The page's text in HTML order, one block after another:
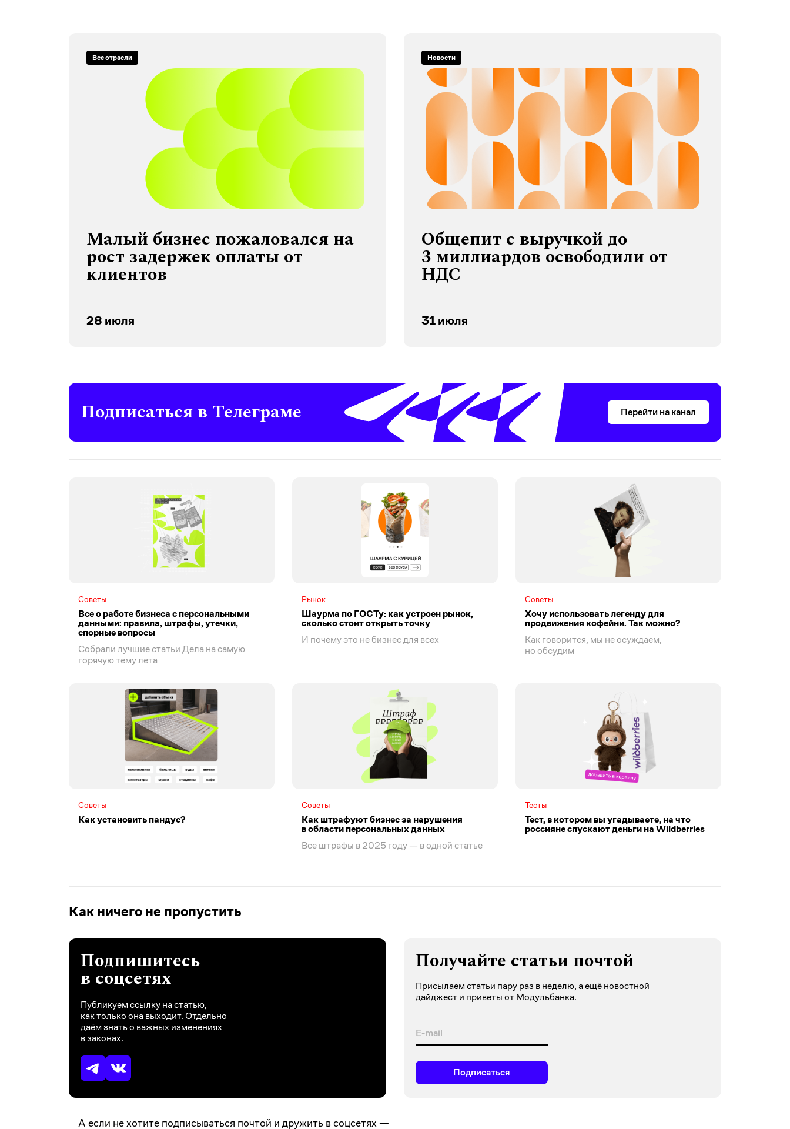
Все отрасли
Малый бизнес пожаловался на
рост задержек оплаты от
клиентов
28 июля
Новости
Общепит с выручкой до
3 миллиардов освободили от
НДС
31 июля
Подписаться в Телеграме Перейти на канал
Советы
Все о работе бизнеса с персональными
данными: правила, штрафы, утечки,
спорные вопросы
Собрали лучшие статьи Дела на самую
горячую тему лета
Рынок
Шаурма по ГОСТу: как устроен рынок,
сколько стоит открыть точку
И почему это не бизнес для всех
Советы
Хочу использовать легенду для
продвижения кофейни. Так можно?
Как говорится, мы не осуждаем,
но обсудим
Советы
Как установить пандус?
Советы
Как штрафуют бизнес за нарушения
в области персональных данных
Все штрафы в 2025 году — в одной статье
Тесты
Тест, в котором вы угадываете, на что
россияне спускают деньги на Wildberries
Как ничего не пропустить
Подпишитесь
в соцсетях
Публикуем ссылку на статью,
как только она выходит. Отдельно
даём знать о важных изменениях
в законах.
Получайте статьи почтой
Присылаем статьи пару раз в неделю, а ещё новостной
дайджест и приветы от Модульбанка.
Подписаться
А если не хотите подписываться почтой и дружить в соцсетях —